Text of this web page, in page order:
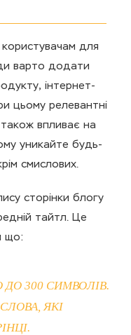
для
варто додати
інтернет-
цьому релевантні
впливає на
уникайте будь-
смислових.
сторінки блогу
тайтл. Це
що:
ДО 300 СИМВОЛІВ.
ЯКІ